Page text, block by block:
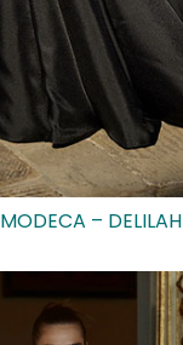
MODECA – DELILAH